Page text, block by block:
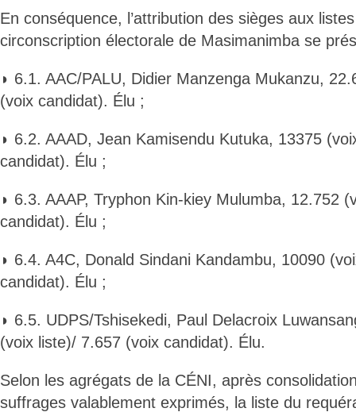
En conséquence, l’attribution des sièges aux
circonscription électorale de Masimanimba se
◗ 6.1. AAC/PALU, Didier Manzenga Mukanzu,
(voix candidat). Élu ;
◗ 6.2. AAAD, Jean Kamisendu Kutuka, 13375
candidat). Élu ;
◗ 6.3. AAAP, Tryphon Kin-kiey Mulumba, 12.752
candidat). Élu ;
◗ 6.4. A4C, Donald Sindani Kandambu, 10090
candidat). Élu ;
◗ 6.5. UDPS/Tshisekedi, Paul Delacroix
(voix liste)/ 7.657 (voix candidat). Élu.
Selon les agrégats de la CÉNI, après
suffrages valablement exprimés, la liste du